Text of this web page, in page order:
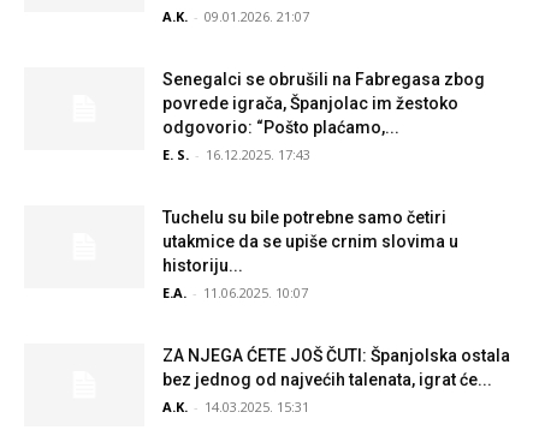
A.K. - 09.01.2026. 21:07
Senegalci se obrušili na Fabregasa zbog
povrede igrača, Španjolac im žestoko
odgovorio: “Pošto plaćamo,...
E. S. - 16.12.2025. 17:43
Tuchelu su bile potrebne samo četiri
utakmice da se upiše crnim slovima u
historiju...
E.A. - 11.06.2025. 10:07
ZA NJEGA ĆETE JOŠ ČUTI: Španjolska ostala
bez jednog od najvećih talenata, igrat će...
A.K. - 14.03.2025. 15:31